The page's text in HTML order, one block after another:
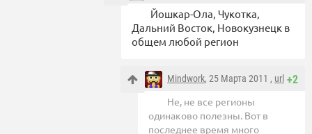
Йошкар-Ола, Чукотка,
Дальний Восток, Новокузнецк в
общем любой регион
+2
Mindwork, 25 Марта 2011 , url
Не, не все регионы
одинаково полезны. Вот в
последнее время много